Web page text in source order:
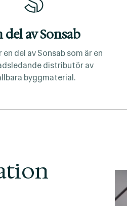
del av Sonsab
en del av Sonsab som är en
distributör av
byggmaterial.